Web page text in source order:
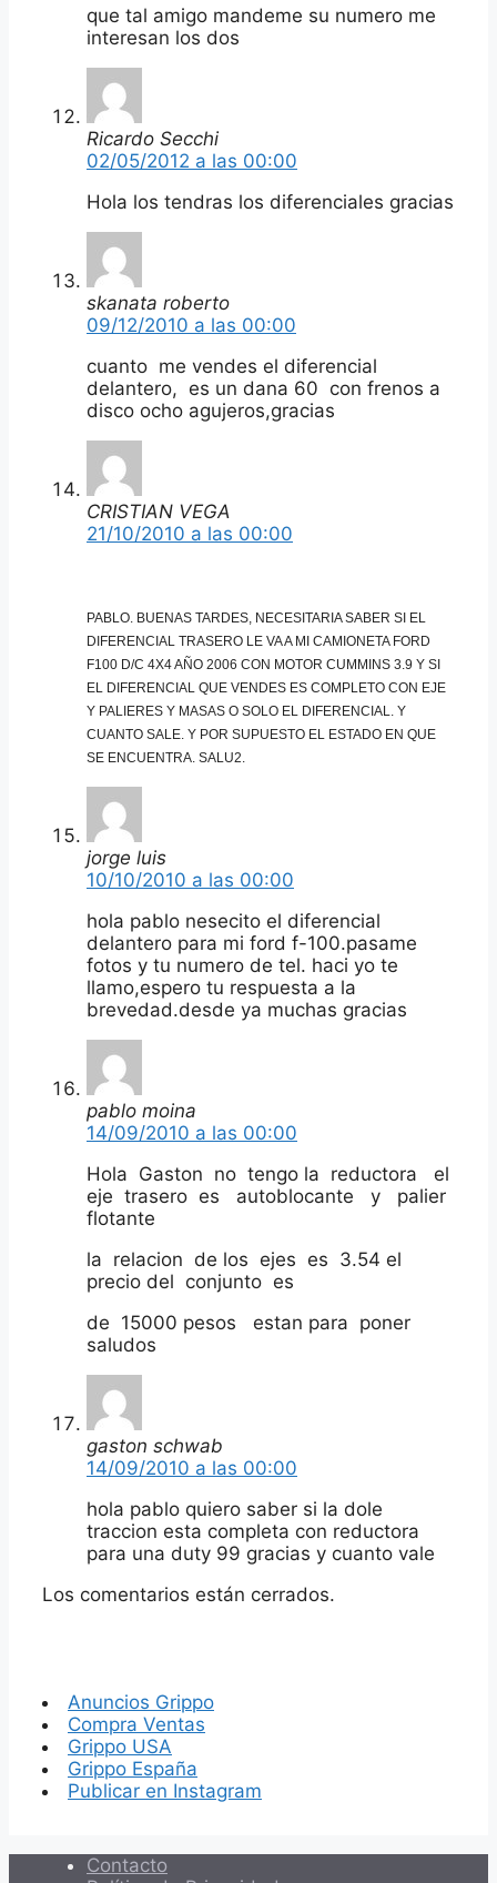
que tal amigo mandeme su numero me
interesan los dos
Ricardo Secchi
02/05/2012 a las 00:00
Hola los tendras los diferenciales gracias
skanata roberto
09/12/2010 a las 00:00
cuanto me vendes el diferencial
delantero, es un dana 60 con frenos a
disco ocho agujeros,gracias
CRISTIAN VEGA
21/10/2010 a las 00:00
PABLO. BUENAS TARDES, NECESITARIA SABER SI EL
DIFERENCIAL TRASERO LE VA A MI CAMIONETA FORD
F100 D/C 4X4 AÑO 2006 CON MOTOR CUMMINS 3.9 Y SI
EL DIFERENCIAL QUE VENDES ES COMPLETO CON EJE
Y PALIERES Y MASAS O SOLO EL DIFERENCIAL. Y
CUANTO SALE. Y POR SUPUESTO EL ESTADO EN QUE
SE ENCUENTRA. SALU2.
jorge luis
10/10/2010 a las 00:00
hola pablo nesecito el diferencial
delantero para mi ford f-100.pasame
fotos y tu numero de tel. haci yo te
llamo,espero tu respuesta a la
brevedad.desde ya muchas gracias
pablo moina
14/09/2010 a las 00:00
Hola Gaston no tengo la reductora el
eje trasero es autoblocante y palier
flotante
la relacion de los ejes es 3.54 el
precio del conjunto es
de 15000 pesos estan para poner
saludos
gaston schwab
14/09/2010 a las 00:00
hola pablo quiero saber si la dole
traccion esta completa con reductora
para una duty 99 gracias y cuanto vale
Los comentarios están cerrados.
Anuncios Grippo
Compra Ventas
Grippo USA
Grippo España
Publicar en Instagram
Contacto